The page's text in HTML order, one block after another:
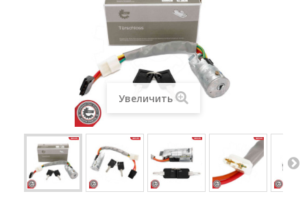
Увеличить